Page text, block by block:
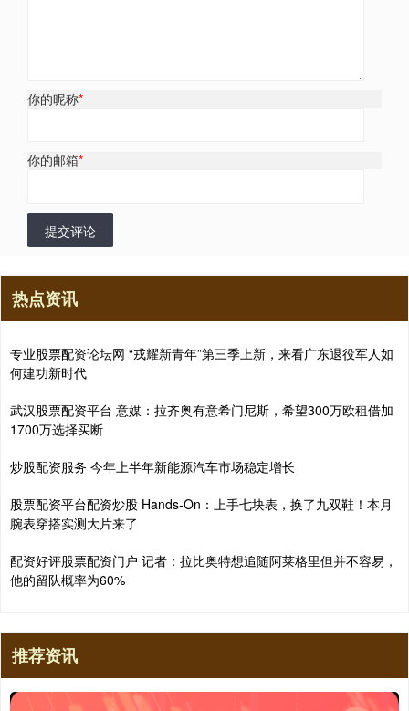
你的昵称*
你的邮箱*
提交评论
热点资讯
专业股票配资论坛网 “戎耀新青年”第三季上新，来看广东退役军人如
何建功新时代
武汉股票配资平台 意媒：拉齐奥有意希门尼斯，希望300万欧租借加
1700万选择买断
炒股配资服务 今年上半年新能源汽车市场稳定增长
股票配资平台配资炒股 Hands-On：上手七块表，换了九双鞋！本月
腕表穿搭实测大片来了
配资好评股票配资门户 记者：拉比奥特想追随阿莱格里但并不容易，
他的留队概率为60%
推荐资讯